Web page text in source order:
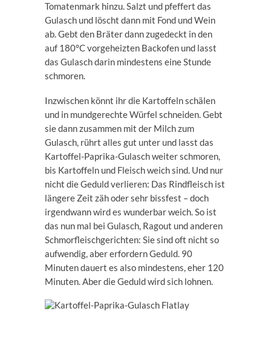
Tomatenmark hinzu. Salzt und pfeffert das
Gulasch und löscht dann mit Fond und Wein
ab. Gebt den Bräter dann zugedeckt in den
auf 180°C vorgeheizten Backofen und lasst
das Gulasch darin mindestens eine Stunde
schmoren.
Inzwischen könnt ihr die Kartoffeln schälen
und in mundgerechte Würfel schneiden. Gebt
sie dann zusammen mit der Milch zum
Gulasch, rührt alles gut unter und lasst das
Kartoffel-Paprika-Gulasch weiter schmoren,
bis Kartoffeln und Fleisch weich sind. Und nur
nicht die Geduld verlieren: Das Rindfleisch ist
längere Zeit zäh oder sehr bissfest – doch
irgendwann wird es wunderbar weich. So ist
das nun mal bei Gulasch, Ragout und anderen
Schmorfleischgerichten: Sie sind oft nicht so
aufwendig, aber erfordern Geduld. 90
Minuten dauert es also mindestens, eher 120
Minuten. Aber die Geduld wird sich lohnen.